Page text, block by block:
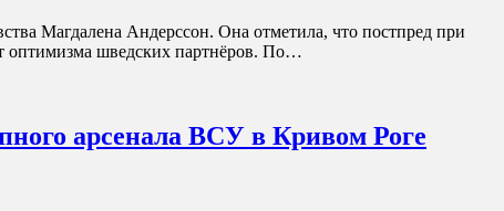
Магдалена Андерссон. Она отметила, что постпред при
оптимизма шведских партнёров. По…
арсенала ВСУ в Кривом Роге